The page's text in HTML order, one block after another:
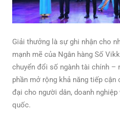
Giải thưởng là sự ghi nhận cho
mạnh mẽ của Ngân hàng Số
chuyển đổi số ngành tài chính –
phần mở rộng khả năng tiếp
đại cho người dân, doanh
quốc.